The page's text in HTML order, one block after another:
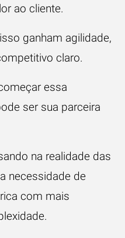
ao cliente.
ganham agilidade,
claro.
essa
ser sua parceira
na realidade das
necessidade de
com mais